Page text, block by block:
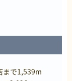
で1,539m